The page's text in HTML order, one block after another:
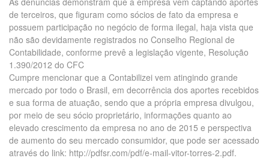
de terceiros, que figuram como sócios de fato da empresa e
possuem participação no negócio de forma ilegal, haja vista que
não são devidamente registrados no Conselho Regional de
Contabilidade, conforme prevê a legislação vigente, Resolução
1.390/2012 do CFC
Cumpre mencionar que a Contabilizei vem atingindo grande
mercado por todo o Brasil, em decorrência dos aportes recebidos
e sua forma de atuação, sendo que a própria empresa divulgou,
por meio de seu sócio proprietário, informações quanto ao
elevado crescimento da empresa no ano de 2015 e perspectiva
de aumento do seu mercado consumidor, que pode ser acessado
através do link: http://pdfsr.com/pdf/e-mail-vitor-torres-2.pdf.